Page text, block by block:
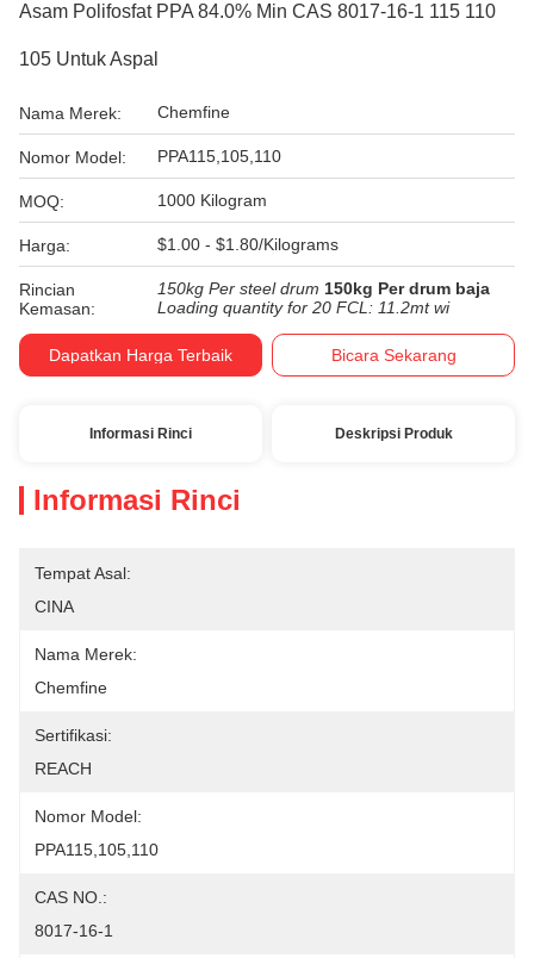
Asam Polifosfat PPA 84.0% Min CAS 8017-16-1 115 110
105 Untuk Aspal
Nama Merek: Chemfine
Nomor Model: PPA115,105,110
MOQ: 1000 Kilogram
Harga: $1.00 - $1.80/Kilograms
Rincian
Kemasan:
150kg Per steel drum 150kg Per drum baja
Loading quantity for 20 FCL: 11.2mt wi
Dapatkan Harga Terbaik Bicara Sekarang
Informasi Rinci Deskripsi Produk
Informasi Rinci
Tempat Asal:
CINA
Nama Merek:
Chemfine
Sertifikasi:
REACH
Nomor Model:
PPA115,105,110
CAS NO.:
8017-16-1